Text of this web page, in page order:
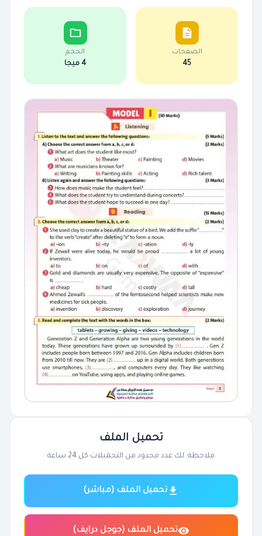
الصفحات
45
الحجم
4 ميجا
تحميل الملف
ملاحظة: لك عدد محدود من التحميلات كل 24 ساعة
تحميل الملف (مباشر)
تحميل الملف (جوجل درايف)